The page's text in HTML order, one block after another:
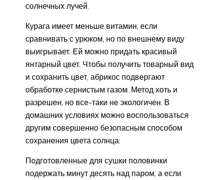
солнечных лучей.
Курага имеет меньше витамин, если
сравнивать с урюком, но по внешнему виду
выигрывает. Ей можно придать красивый
янтарный цвет. Чтобы получить товарный вид
и сохранить цвет, абрикос подвергают
обработке сернистым газом. Метод хоть и
разрешен, но все-таки не экологичен. В
домашних условиях можно воспользоваться
другим совершенно безопасным способом
сохранения цвета солнца:
Подготовленные для сушки половинки
подержать минут десять над паром, а если